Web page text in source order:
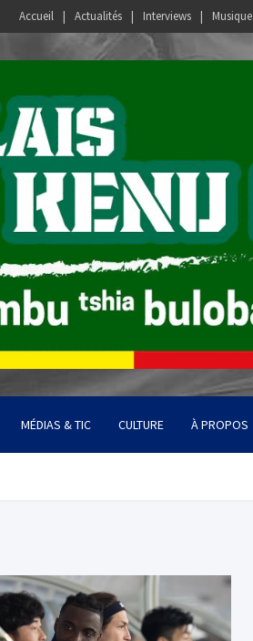
Accueil Actualités Interviews Musique
MÉDIAS & TIC CULTURE À PROPOS